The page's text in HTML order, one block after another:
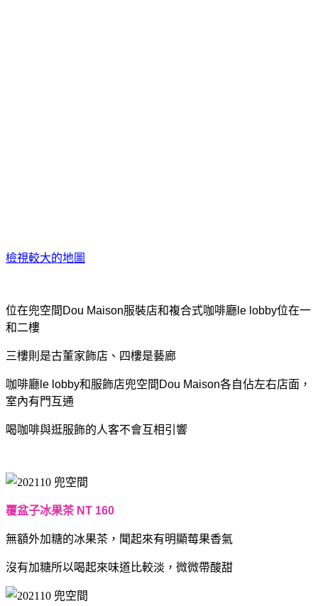
檢視較大的地圖
位在兜空間Dou Maison服裝店和複合式咖啡廳le lobby位在一
和二樓
三樓則是古董家飾店、四樓是藝廊
咖啡廳le lobby和服飾店兜空間Dou Maison各自佔左右店面，
室內有門互通
喝咖啡與逛服飾的人客不會互相引響
覆盆子冰果茶 NT 160
無額外加糖的冰果茶， 聞起來有明顯莓果香氣
沒有加糖所以喝起來味道比較淡， 微微帶酸甜